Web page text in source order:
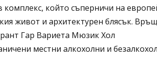
който съперничи на
живот и архитектурен блясък.
Гар Вариета Мюзик Хол
местни алкохолни и